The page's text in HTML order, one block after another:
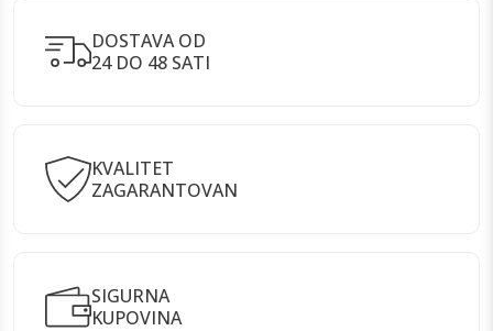
DOSTAVA OD
24 DO 48 SATI
KVALITET
ZAGARANTOVAN
SIGURNA
KUPOVINA